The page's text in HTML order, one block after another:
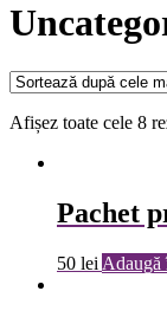
Afișez toate cele 8
Pachet
50 lei Adaugă